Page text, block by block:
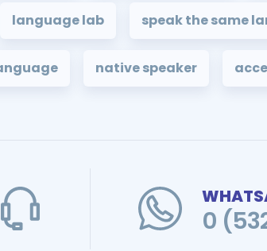
language lab speak the same
native speaker
0